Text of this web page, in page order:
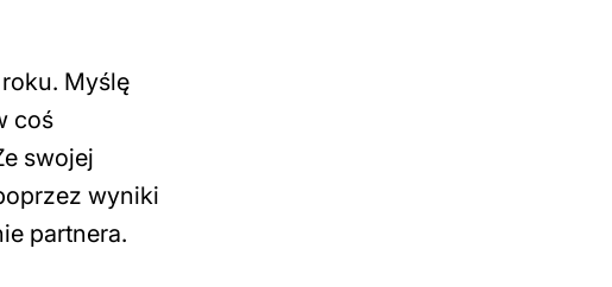
Myślę
coś
swojej
wyniki
partnera.